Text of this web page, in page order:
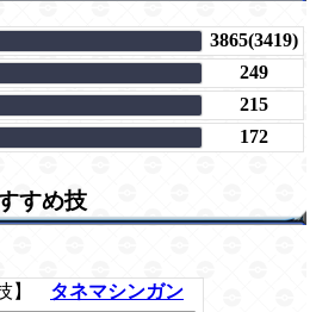
3865(3419)
249
215
172
すめ技
】
タネマシンガン